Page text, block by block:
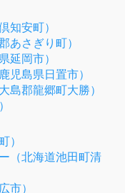
知安町）
あさぎり町）
延岡市）
児島県日置市）
島郡龍郷町大勝）
）
（北海道池田町清
市）